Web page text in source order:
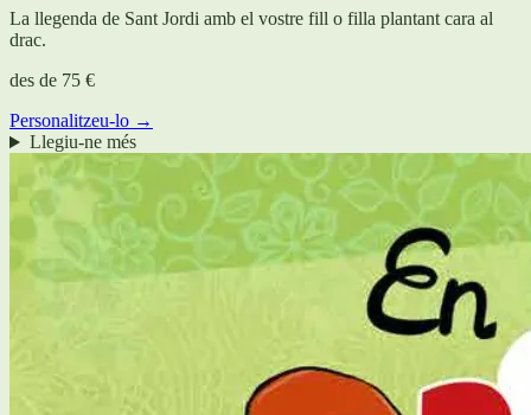
La llegenda de Sant Jordi amb el vostre fill o filla plantant cara al
drac.
des de 75 €
Personalitzeu-lo →
Llegiu-ne més